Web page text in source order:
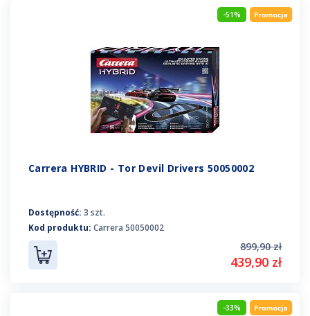
-51%
Carrera HYBRID - Tor Devil Drivers 50050002
Dostępność: 3 szt.
Kod produktu: Carrera 50050002
899,90 zł
439,90 zł
-33%